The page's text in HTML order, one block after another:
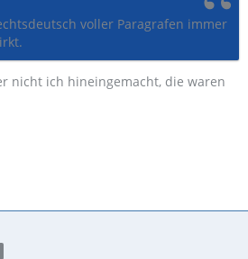
voller Paragrafen immer
nicht ich hineingemacht, die waren